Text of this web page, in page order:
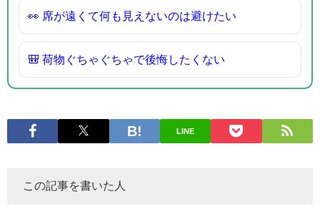
👀 席が遠くて何も見えないのは避けたい
🎒 荷物ぐちゃぐちゃで後悔したくない
LINE
この記事を書いた人